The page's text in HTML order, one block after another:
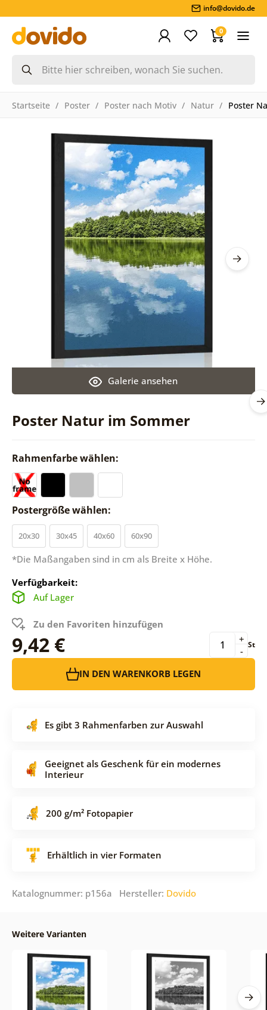
info@dovido.de
0
Startseite Poster Poster nach Motiv Natur Poster
Poster Natur im Sommer
Galerie ansehen
Rahmenfarbe wählen:
Postergröße wählen:
20x30 30x45 40x60 60x90
*Die Maßangaben sind in cm als Breite x Höhe.
Verfügbarkeit:
Auf Lager
Zu den Favoriten hinzufügen
9,42 € -
+ St
IN DEN WARENKORB LEGEN
Es gibt 3 Rahmenfarben zur Auswahl
Geeignet als Geschenk für ein modernes
Interieur
200 g/m² Fotopapier
Erhältlich in vier Formaten
Katalognummer: p156a Hersteller: Dovido
Weitere Varianten